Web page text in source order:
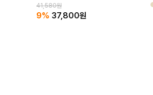
41,580원
9% 37,800원